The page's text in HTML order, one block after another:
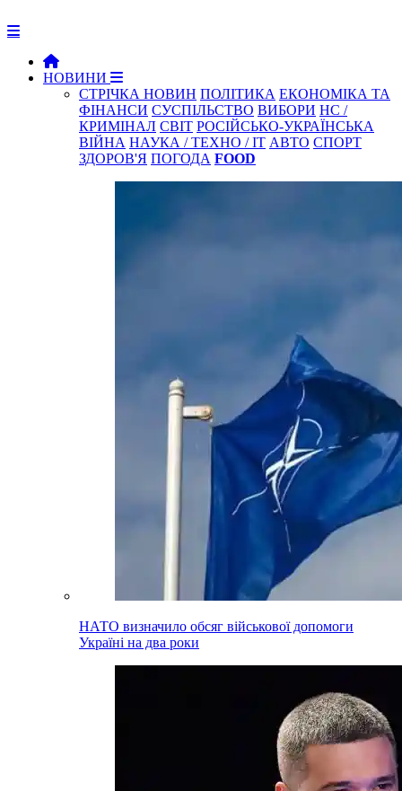
НОВИНИ
СТРІЧКА НОВИН ПОЛІТИКА ЕКОНОМІКА ТА
ФІНАНСИ СУСПІЛЬСТВО ВИБОРИ НС /
КРИМІНАЛ СВІТ РОСІЙСЬКО-УКРАЇНСЬКА
ВІЙНА НАУКА / ТЕХНО / IT АВТО СПОРТ
ЗДОРОВ'Я ПОГОДА FOOD
НАТО визначило обсяг військової допомоги
Україні на два роки